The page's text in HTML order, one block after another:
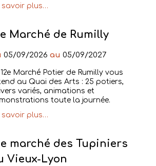
savoir plus…
Marché de Rumilly
05/09/2026 au 05/09/2027
12e Marché Potier de Rumilly vous
au Quai des Arts : 25 potiers,
variés, animations et
toute la journée.
savoir plus…
marché des Tupiniers
Vieux-Lyon